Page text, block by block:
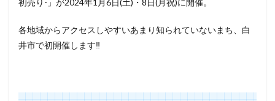
初売り-」が2024年1月6日(土)・8日(月祝)に開催。
各地域からアクセスしやすいあまり知られていないまち、白
井市で初開催します‼️